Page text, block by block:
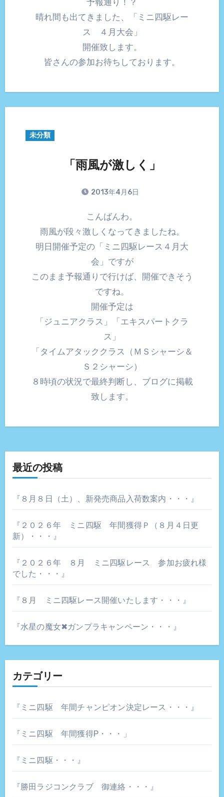
晴れ間も出てきました、「ミニ四駆レー
ス ４月大会」
開催致します。
皆さんの参加お待ちしております。
未分類
「雨風が激しく」
2013年4月6日
こんばんわ。
雨風が段々激しくなってきましたね。
明日開催予定の「ミニ四駆レース４月大
会」ですが
このまま予報通りで行けば、開催できそう
ですね。
開催予定は
「ジュニアクラス」「エキスパートクラ
ス」
「タイムアタッククラス（ＭＳシャーシ＆
Ｓ２シャーシ）
８時頃の状況で最終判断し、ブログに掲載
致します。
最近の投稿
『８月８日（土）、新発売商品入荷数案内・・・』
『２０２６年 ミニ四駆 年間獲得Ｐ（８月４日更
新）・・・』
『２０２６年 ８月 ミニ四駆レース 参加お疲れ様
でした・・・』
『８月 ミニ四駆レース開催いたします・・・』
『水星の魔女✖ガンプラキャンペーン・・・』
カテゴリー
『ミニ四駆 年間チャンピオン決定レース・・・』
『ミニ四駆 年間獲得P・・・」
『ミニ四駆・・・』
『勝田ラジコンクラブ 御連絡・・・』